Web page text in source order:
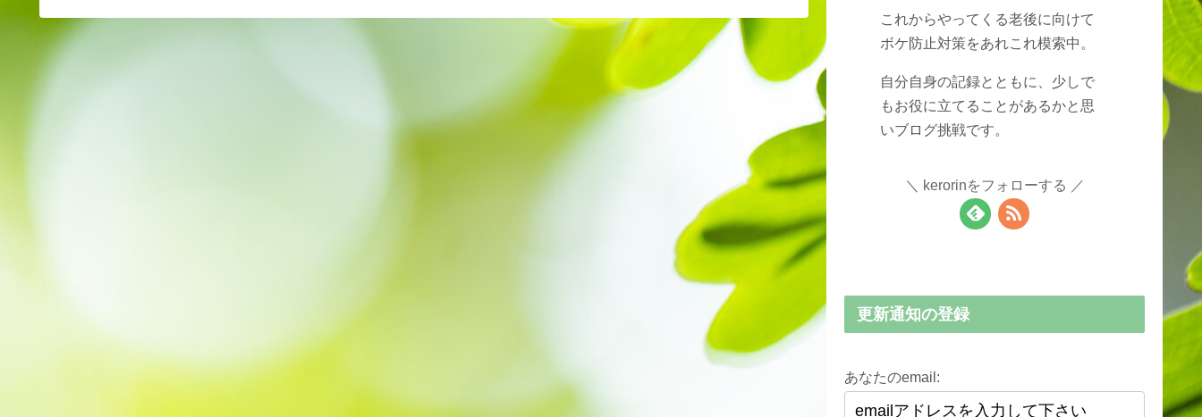
これからやってくる老後に向けて
ボケ防止対策をあれこれ模索中。
自分自身の記録とともに、少しで
もお役に立てることがあるかと思
いブログ挑戦です。
kerorinをフォローする
更新通知の登録
あなたのemail: